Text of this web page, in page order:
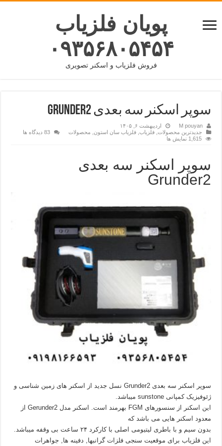
پویان فلزیاب
۰۹۳۵۶۸۰۵۴۵۴
فروش فلزیاب و اسکنر تصویری
سوپر اسکنر سه بعدی Grunder2
M pouyan
اردیبهشت ۶, ۱۴۰۵
جدیدترین محصولات ,فلزیاب ,فلزیاب سان استون محصولات
83 دیدگاه ها
1,615 نمایش ها
سوپر اسکنر سه بعدی
Grunder2
سوپر اسکنر سه بعدی Grunder2 نسل جدید از اسکنر های زمین شناسی و
ژئوفیزیک کمپانی sunstone میباشد.
این اسکنر از سنسورهای FGM بهرمند است. اسکنر مدل Gerunder2 از
معدود اسکنر‌ هایی می باشد که
بدون سیم و با باطری لیتیومی اصلی با کارکرد ۲۴ ساعت بی وقفه میباشد.
این فلزیاب برای موقعیت سنجی فلزات گرانبها, دفینه ها, جواهرات